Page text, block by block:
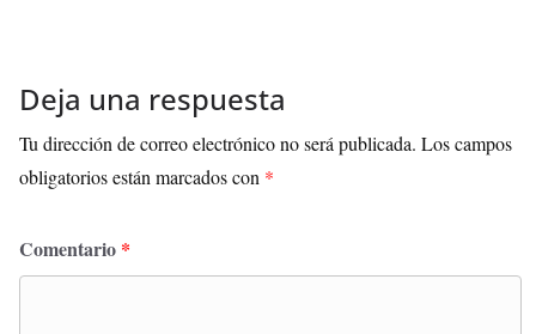
Deja una respuesta
Tu dirección de correo electrónico no será publicada. Los campos
obligatorios están marcados con *
Comentario *